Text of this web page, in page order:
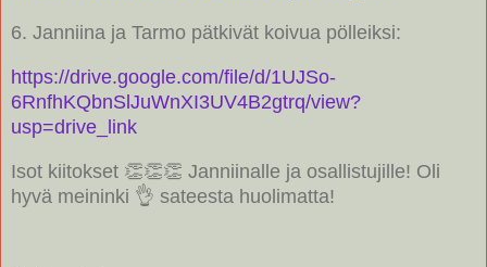
6. Janniina ja Tarmo pätkivät koivua pölleiksi:
https://drive.google.com/file/d/1UJSo-
6RnfhKQbnSlJuWnXI3UV4B2gtrq/view?
usp=drive_link
Isot kiitokset 👏👏👏 Janniinalle ja osallistujille! Oli
hyvä meininki 👌 sateesta huolimatta!